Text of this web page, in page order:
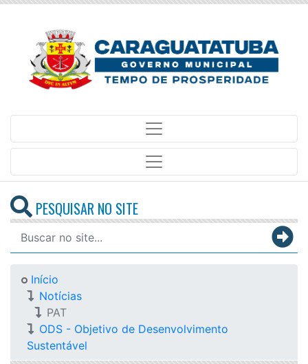
PESQUISAR NO SITE
Início
Notícias
PAT
ODS - Objetivo de Desenvolvimento
Sustentável